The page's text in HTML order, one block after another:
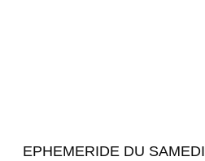
EPHEMERIDE DU SAMEDI